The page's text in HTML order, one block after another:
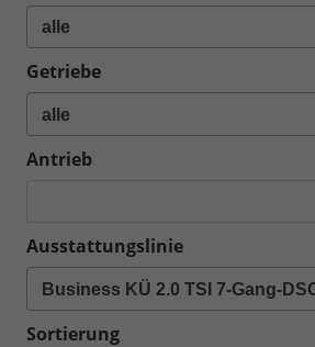
Getriebe
Antrieb
Ausstattungslinie
Sortierung